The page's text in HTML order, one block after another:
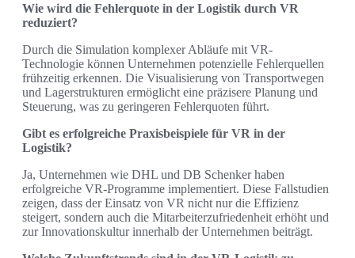
Wie wird die Fehlerquote in der Logistik durch VR
reduziert?
Durch die Simulation komplexer Abläufe mit VR-
Technologie können Unternehmen potenzielle Fehlerquellen
frühzeitig erkennen. Die Visualisierung von Transportwegen
und Lagerstrukturen ermöglicht eine präzisere Planung und
Steuerung, was zu geringeren Fehlerquoten führt.
Gibt es erfolgreiche Praxisbeispiele für VR in der
Logistik?
Ja, Unternehmen wie DHL und DB Schenker haben
erfolgreiche VR-Programme implementiert. Diese Fallstudien
zeigen, dass der Einsatz von VR nicht nur die Effizienz
steigert, sondern auch die Mitarbeiterzufriedenheit erhöht und
zur Innovationskultur innerhalb der Unternehmen beiträgt.